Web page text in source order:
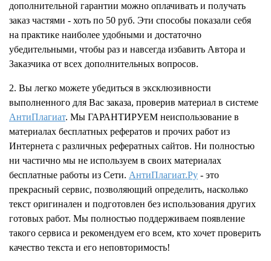
дополнительной гарантии можно оплачивать и получать
заказ частями - хоть по 50 руб. Эти способы показали себя
на практике наиболее удобными и достаточно
убедительными, чтобы раз и навсегда избавить Автора и
Заказчика от всех дополнительных вопросов.
2. Вы легко можете убедиться в эксклюзивности
выполненного для Вас заказа, проверив материал в системе
АнтиПлагиат. Мы ГАРАНТИРУЕМ неиспользование в
материалах бесплатных рефератов и прочих работ из
Интернета с различных рефератных сайтов. Ни полностью
ни частично мы не используем в своих материалах
бесплатные работы из Сети. АнтиПлагиат.Ру - это
прекрасный сервис, позволяющий определить, насколько
текст оригинален и подготовлен без использования других
готовых работ. Мы полностью поддерживаем появление
такого сервиса и рекомендуем его всем, кто хочет проверить
качество текста и его неповторимость!